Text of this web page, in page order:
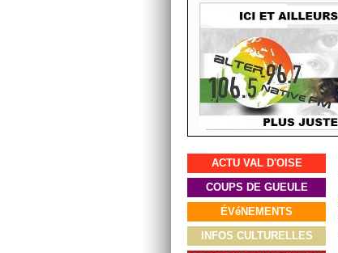
ACTU VAL D'OISE
COUPS DE GUEULE
ÉVéNEMENTS
INFOS CULTURELLES